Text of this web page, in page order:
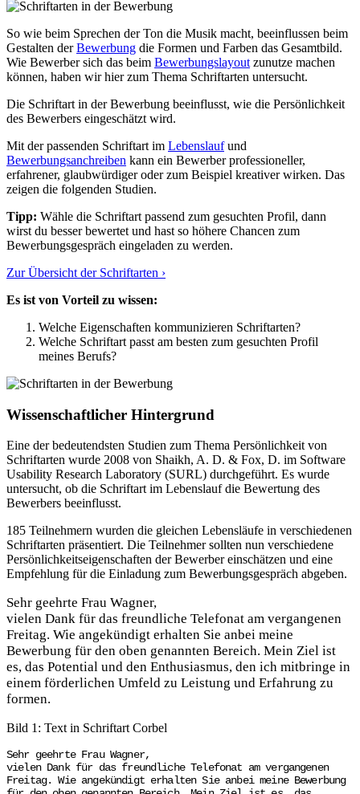
So wie beim Sprechen der Ton die Musik macht, beeinflussen beim
Gestalten derBewerbung die Formen und Farben das Gesamtbild.
Wie Bewerber sich das beim Bewerbungslayout zunutze machen
können, haben wir hier zum Thema Schriftarten untersucht.
Die Schriftart in der Bewerbung beeinflusst, wie die Persönlichkeit
des Bewerbers eingeschätzt wird.
Mit der passenden Schriftart im Lebenslaufund
Bewerbungsanchreiben kann ein Bewerber professioneller,
erfahrener, glaubwürdiger oder zum Beispiel kreativer wirken. Das
zeigen die folgenden Studien.
Tipp: Wähle die Schriftart passend zum gesuchten Profil, dann
wirst du besser bewertet und hast so höhere Chancen zum
Bewerbungsgespräch eingeladen zu werden.
Zur Übersicht der Schriftarten ›
Es ist von Vorteil zu wissen:
Welche Eigenschaften kommunizieren Schriftarten?
Welche Schriftart passt am besten zum gesuchten Profil
meines Berufs?
Wissenschaftlicher Hintergrund
Eine der bedeutendsten Studien zum Thema Persönlichkeit von
Schriftarten wurde 2008 von Shaikh, A. D. & Fox, D. im Software
Usability Research Laboratory (SURL) durchgeführt. Es wurde
untersucht, ob die Schriftart im Lebenslauf die Bewertung des
Bewerbers beeinflusst.
185 Teilnehmern wurden die gleichen Lebensläufe in verschiedenen
Schriftarten präsentiert. Die Teilnehmer sollten nun verschiedene
Persönlichkeitseigenschaften der Bewerber einschätzen und eine
Empfehlung für die Einladung zum Bewerbungsgespräch abgeben.
Sehr geehrte Frau Wagner,
vielen Dank für das freundliche Telefonat am vergangenen
Freitag. Wie angekündigt erhalten Sie anbei meine
Bewerbung für den oben genannten Bereich. Mein Ziel ist
es, das Potential und den Enthusiasmus, den ich mitbringe in
einem förderlichen Umfeld zu Leistung und Erfahrung zu
formen.
Bild 1: Text in Schriftart Corbel
Sehr geehrte Frau Wagner,
vielen Dank für das freundliche Telefonat am vergangenen
Freitag. Wie angekündigt erhalten Sie anbei meine Bewerbung